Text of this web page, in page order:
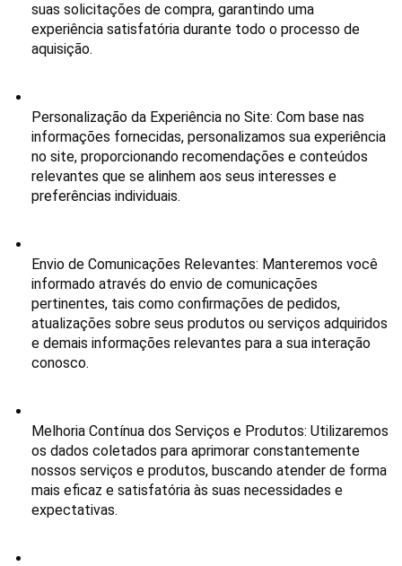
suas solicitações de compra, garantindo uma
experiência satisfatória durante todo o processo de
aquisição.
Personalização da Experiência no Site: Com base nas
informações fornecidas, personalizamos sua experiência
no site, proporcionando recomendações e conteúdos
relevantes que se alinhem aos seus interesses e
preferências individuais.
Envio de Comunicações Relevantes: Manteremos você
informado através do envio de comunicações
pertinentes, tais como confirmações de pedidos,
atualizações sobre seus produtos ou serviços adquiridos
e demais informações relevantes para a sua interação
conosco.
Melhoria Contínua dos Serviços e Produtos: Utilizaremos
os dados coletados para aprimorar constantemente
nossos serviços e produtos, buscando atender de forma
mais eficaz e satisfatória às suas necessidades e
expectativas.